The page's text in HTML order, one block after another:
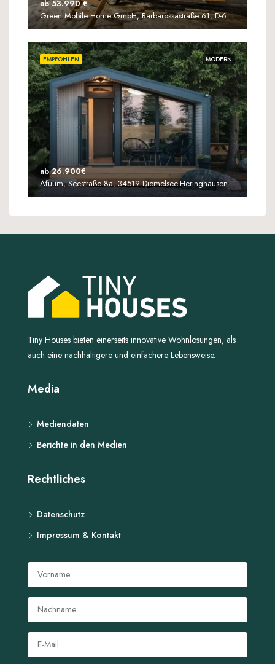
ab 53.990 €
Green Mobile Home GmbH, Barbarossastraße 61, D-63571 Gelnhausen
MODERN
EMPFOHLEN
ab 26.900€
Afuum, Seestraße 8a, 34519 Diemelsee-Heringhausen
Tiny Houses bieten einerseits innovative Wohnlösungen, als
auch eine nachhaltigere und einfachere Lebensweise.
Media
Mediendaten
Berichte in den Medien
Rechtliches
Datenschutz
Impressum & Kontakt